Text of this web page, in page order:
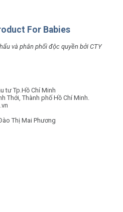
For Babies
và phân phối độc quyền bởi CTY
tư Tp.Hồ Chí Minh
Thới, Thành phố Hồ Chí Minh.
Thị Mai Phương